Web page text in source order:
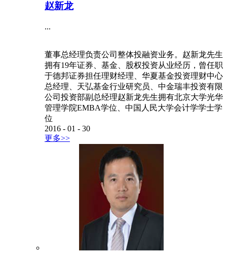
赵新龙
...
董事总经理负责公司整体投融资业务。赵新龙先生
拥有19年证券、基金、股权投资从业经历，曾任职
于德邦证券担任理财经理、华夏基金投资理财中心
总经理、天弘基金行业研究员、中金瑞丰投资有限
公司投资部副总经理赵新龙先生拥有北京大学光华
管理学院EMBA学位、中国人民大学会计学学士学
位
2016 - 01 - 30
更多>>